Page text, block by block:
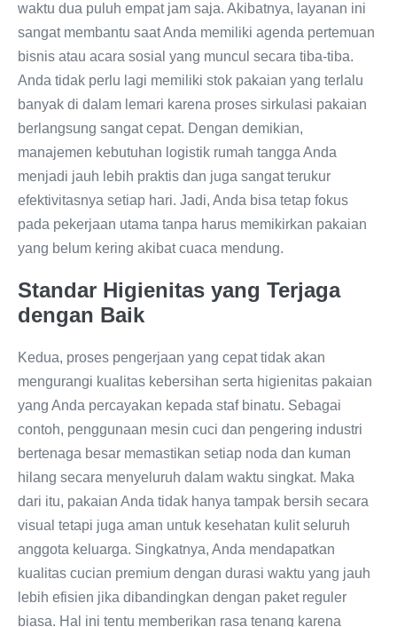
waktu dua puluh empat jam saja. Akibatnya, layanan ini
sangat membantu saat Anda memiliki agenda pertemuan
bisnis atau acara sosial yang muncul secara tiba-tiba.
Anda tidak perlu lagi memiliki stok pakaian yang terlalu
banyak di dalam lemari karena proses sirkulasi pakaian
berlangsung sangat cepat. Dengan demikian,
manajemen kebutuhan logistik rumah tangga Anda
menjadi jauh lebih praktis dan juga sangat terukur
efektivitasnya setiap hari. Jadi, Anda bisa tetap fokus
pada pekerjaan utama tanpa harus memikirkan pakaian
yang belum kering akibat cuaca mendung.
Standar Higienitas yang Terjaga
dengan Baik
Kedua, proses pengerjaan yang cepat tidak akan
mengurangi kualitas kebersihan serta higienitas pakaian
yang Anda percayakan kepada staf binatu. Sebagai
contoh, penggunaan mesin cuci dan pengering industri
bertenaga besar memastikan setiap noda dan kuman
hilang secara menyeluruh dalam waktu singkat. Maka
dari itu, pakaian Anda tidak hanya tampak bersih secara
visual tetapi juga aman untuk kesehatan kulit seluruh
anggota keluarga. Singkatnya, Anda mendapatkan
kualitas cucian premium dengan durasi waktu yang jauh
lebih efisien jika dibandingkan dengan paket reguler
biasa. Hal ini tentu memberikan rasa tenang karena